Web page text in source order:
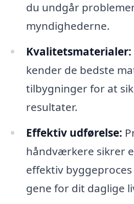
du undgår
myndighederne.
Kvalitetsmaterialer:
kender de bedste
tilbygninger for at
resultater.
Effektiv udførelse:
håndværkere sikrer
effektiv
gene for dit daglige